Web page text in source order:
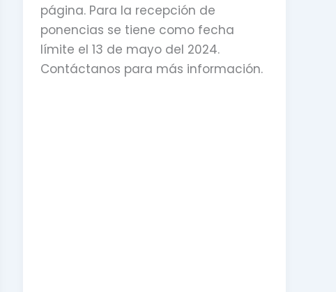
página. Para la recepción de
ponencias se tiene como fecha
límite el 13 de mayo del 2024.
Contáctanos para más información.